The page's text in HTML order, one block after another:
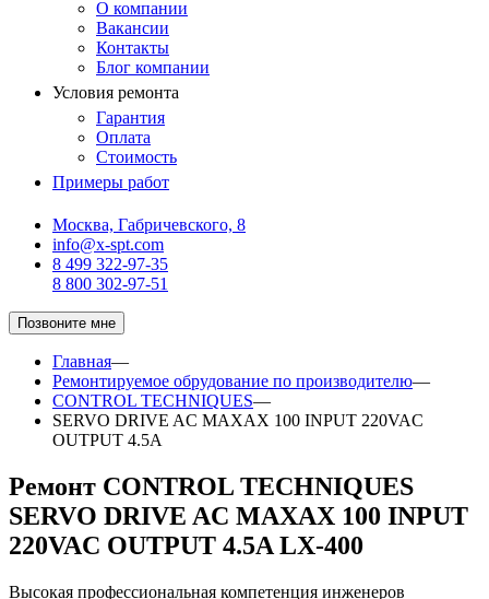
О компании
Вакансии
Контакты
Блог компании
Условия ремонта
Гарантия
Оплата
Стоимость
Примеры работ
Москва, Габричевского, 8
info@x-spt.com
8 499 322-97-35
8 800 302-97-51
Позвоните мне
Главная—
Ремонтируемое обрудование по производителю—
CONTROL TECHNIQUES—
SERVO DRIVE AC MAXAX 100 INPUT 220VAC
OUTPUT 4.5A
Ремонт CONTROL TECHNIQUES
SERVO DRIVE AC MAXAX 100 INPUT
220VAC OUTPUT 4.5A LX-400
Высокая профессиональная компетенция инженеров